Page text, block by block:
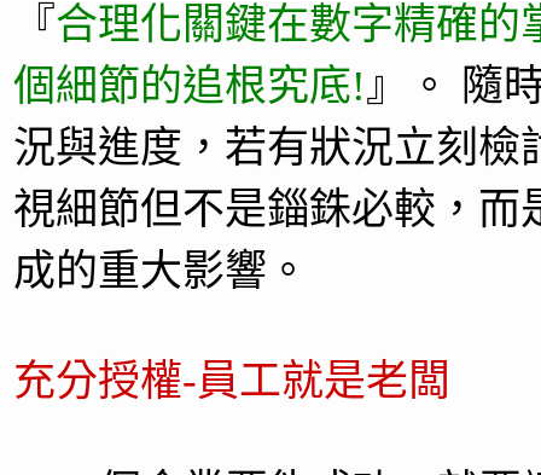
『合理化關鍵在數字精確的
個細節的追根究底!』。 隨
況與進度，若有狀況立刻檢
視細節但不是錙銖必較，而
成的重大影響。
充分授權-員工就是老闆